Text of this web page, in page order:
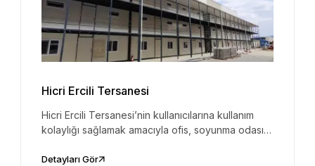
Hicri Ercili Tersanesi
Hicri Ercili Tersanesi’nin kullanıcılarına kullanım
kolaylığı sağlamak amacıyla ofis, soyunma odası
kullanılarak 3 katlı bir kompleksi inşa edilmiştir.
Detayları Gör